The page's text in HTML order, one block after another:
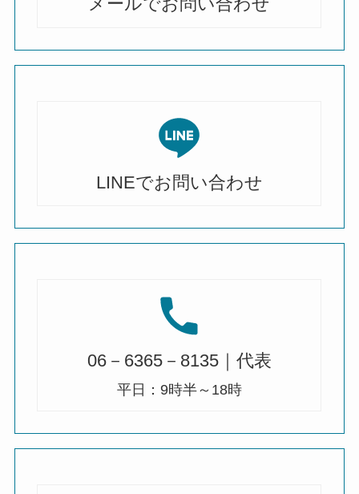
LINEでお問い合わせ
06－6365－8135｜代表
平日：9時半～18時